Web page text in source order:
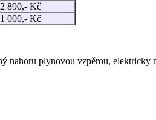
2 890,- Kč
1 000,- Kč
plynovou vzpěrou, elektricky